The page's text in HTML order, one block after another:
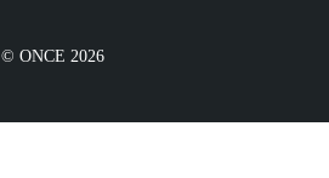
© ONCE 2026